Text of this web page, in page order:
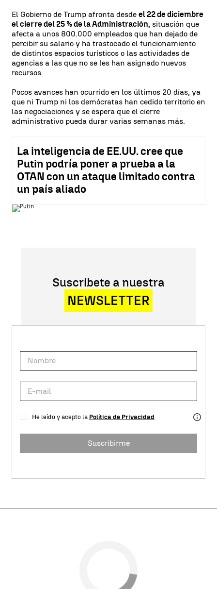
El Gobierno de Trump afronta desde el 22 de diciembre
el cierre del 25 % de la Administración, situación que
afecta a unos 800.000 empleados que han dejado de
percibir su salario y ha trastocado el funcionamiento
de distintos espacios turísticos o las actividades de
agencias a las que no se les han asignado nuevos
recursos.
Pocos avances han ocurrido en los últimos 20 días, ya
que ni Trump ni los demócratas han cedido territorio en
las negociaciones y se espera que el cierre
administrativo pueda durar varias semanas más.
La inteligencia de EE.UU. cree que
Putin podría poner a prueba a la
OTAN con un ataque limitado contra
un país aliado
Suscríbete a nuestra
NEWSLETTER
He leído y acepto la Política de Privacidad
Suscribirme